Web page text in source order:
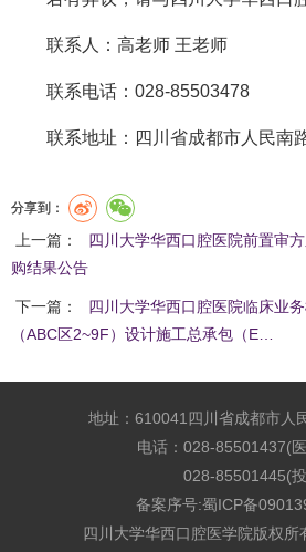
联系人：高老师 王老师
联系电话：028-85503478
联系地址：四川省成都市人民南
分享到：
上一篇：
四川大学华西口腔医院前置审
购结果公告
下一篇：
四川大学华西口腔医院临床业
（ABC区2~9F）设计施工总承包（E…
地址：610041四川省成都市人
电话：028-85501437(
028-85501445(
备案序号:蜀ICP备
四川大学华西口腔医学院版权